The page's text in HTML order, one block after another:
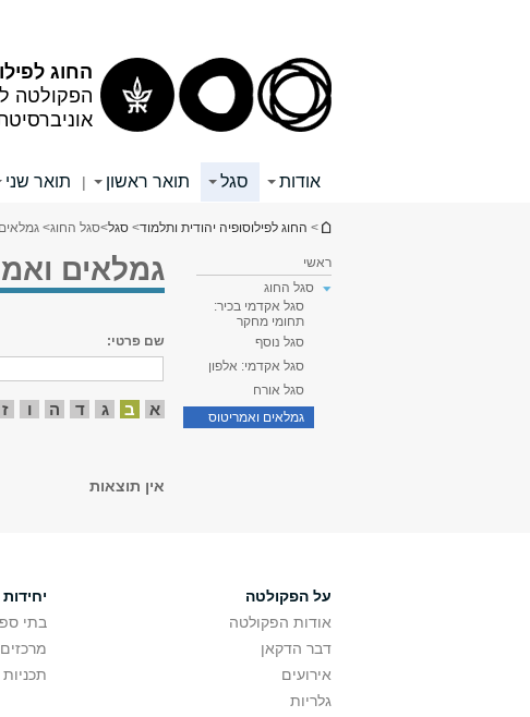
החוג
הפקולטה
אודות סגל תואר ראשון | תואר שני
הינך נמצא כאן
> החוג לפילוסופיה יהודית ותלמוד> סגל>סגל החוג>
ראשי
סגל החוג
סגל אקדמי בכיר:
תחומי מחקר
סגל נוסף
סגל אקדמי: אלפון
סגל אורח
גמלאים ואמריטוס
גמלאים
שם פרטי:
א ב ג ד ה ו ז
אין תוצאות
על הפקולטה
אודות הפקולטה
דבר הדקאן
אירועים
גלריות
בתי